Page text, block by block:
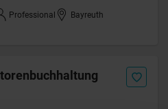
Professional
Bayreuth